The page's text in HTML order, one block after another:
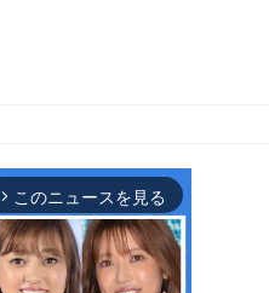
arrow_forward_ios このニュースを見る